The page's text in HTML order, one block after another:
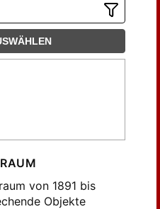
von 1891 bis
Objekte